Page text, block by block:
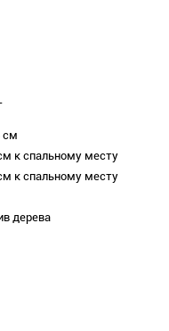
см
к спальному месту
к спальному месту
дерева